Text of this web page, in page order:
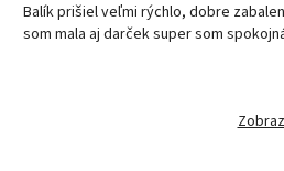
Balík prišiel veľmi rýchlo, dobre
som mala aj darček super som